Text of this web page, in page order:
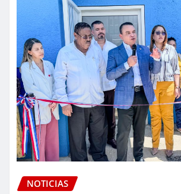
NOTICIAS